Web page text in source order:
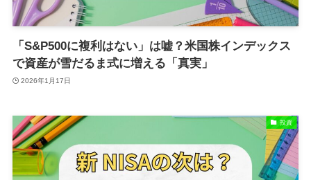
「S&P500に複利はない」は嘘？米国株インデックス
で資産が雪だるま式に増える「真実」
2026年1月17日
投資